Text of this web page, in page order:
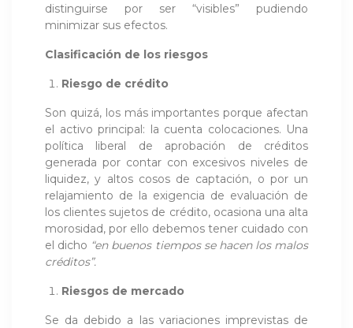
distinguirse por ser “visibles” pudiendo
minimizar sus efectos.
Clasificación de los riesgos
Riesgo de crédito
Son quizá, los más importantes porque afectan
el activo principal: la cuenta colocaciones. Una
política liberal de aprobación de créditos
generada por contar con excesivos niveles de
liquidez, y altos cosos de captación, o por un
relajamiento de la exigencia de evaluación de
los clientes sujetos de crédito, ocasiona una alta
morosidad, por ello debemos tener cuidado con
el dicho “en buenos tiempos se hacen los malos
créditos”.
Riesgos de mercado
Se da debido a las variaciones imprevistas de